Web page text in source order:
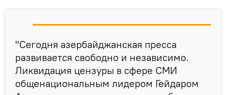
"Сегодня азербайджанская пресса
развивается свободно и независимо.
Ликвидация цензуры в сфере СМИ
общенациональным лидером Гейдаром